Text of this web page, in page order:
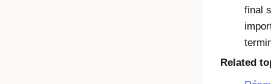
final
Related